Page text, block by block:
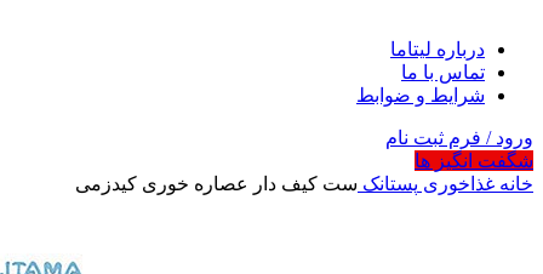
درباره لیتاما
تماس با ما
شرایط و ضوابط
ورود / فرم ثبت نام
شگفت انگیز ها
خانه غذاخوری پستانک ست کیف دار عصاره خوری کیدزمی